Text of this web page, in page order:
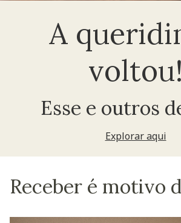
A
voltou!
Esse e outros
Explorar aqui
Receber é motivo